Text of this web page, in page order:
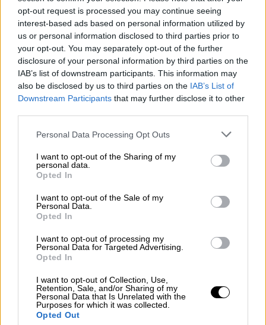
opt-out request is processed you may continue seeing
interest-based ads based on personal information utilized by
us or personal information disclosed to third parties prior to
your opt-out. You may separately opt-out of the further
disclosure of your personal information by third parties on the
IAB’s list of downstream participants. This information may
also be disclosed by us to third parties on the IAB’s List of
Downstream Participants that may further disclose it to other
Please note that this website/app uses one or more Google
not limited to your visit or usage behaviour. You may click to
grant or deny consent to Google and its third-party tags to
use your data for below specified purposes in below Google
consent section.
Personal Data Processing Opt Outs
I want to opt-out of the Sharing of my
personal data.
Opted In
I want to opt-out of the Sale of my
Personal Data.
Opted In
I want to opt-out of processing my
Personal Data for Targeted Advertising.
Opted In
I want to opt-out of Collection, Use,
Retention, Sale, and/or Sharing of my
Personal Data that Is Unrelated with the
Purposes for which it was collected.
Opted Out
Κάλμπαρη.
Σε μια εποχή απόλυτης πολιτικής και
κοινωνικής παρακμής, οι γυναίκες με αρχηγό
την Πραξαγόρα, την οποία ερμηνεύει η Σοφία
Φιλιππίδου, μεταμφιέζονται σε άνδρες και
καταφέρνουν να πάρουν την εξουσία
προτείνοντας ένα νέο καθεστώς
της Πραξαγόρας, μοιάζει στη θεωρία
ιδανικό, στην πράξη όμως θα αποδειχτεί
ουτοπικό. Η παράσταση, με πολύ χιούμορ και
τα σημαντικότερα πολιτικά ζητήματα που
συνεχίζουν να μας απασχολούν από την
δημοκρατία; Γιατί η εξουσία διαφθείρει;
Είναι δυνατόν να κυβερνηθεί ένας τόπος με
δικαιοσύνη και ίσες ευκαιρίες για όλους;